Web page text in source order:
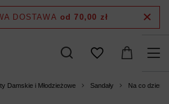
DOSTAWA od 70,00 zł
Damskie i Młodzieżowe Sandały Na co dzień